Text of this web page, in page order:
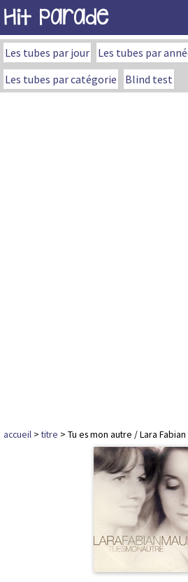
Hit Parade
Les tubes par jour Les tubes par
Les tubes par catégorie
Blind test
accueil >titre > Tu es mon autre / Lara